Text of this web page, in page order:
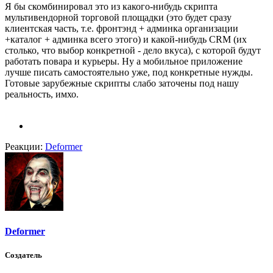
Я бы скомбинировал это из какого-нибудь скрипта
мультивендорной торговой площадки (это будет сразу
клиентская часть, т.е. фронтэнд + админка организации
+каталог + админка всего этого) и какой-нибудь CRM (их
столько, что выбор конкретной - дело вкуса), с которой будут
работать повара и курьеры. Ну а мобильное приложение
лучше писать самостоятельно уже, под конкретные нужды.
Готовые зарубежные скрипты слабо заточены под нашу
реальность, имхо.
Реакции: Deformer
Deformer
Создатель